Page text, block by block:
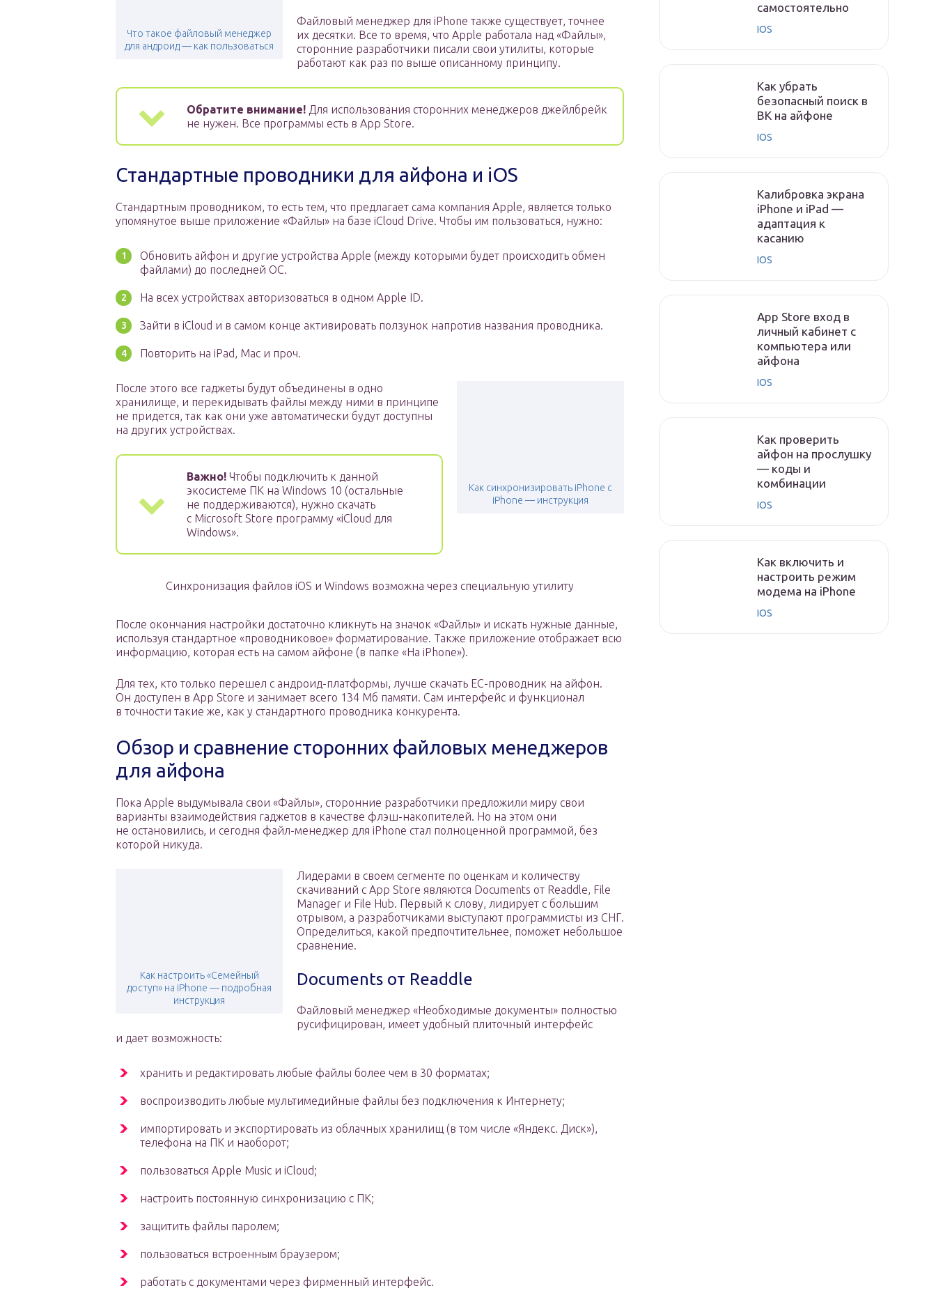
Что такое файловый менеджер
для андроид — как пользоваться
Файловый менеджер для iPhone также существует, точнее
их десятки. Все то время, что Apple работала над «Файлы»,
сторонние разработчики писали свои утилиты, которые
работают как раз по выше описанному принципу.
Обратите внимание! Для использования сторонних менеджеров джейлбрейк
не нужен. Все программы есть в App Store.
Стандартные проводники для айфона и iOS
Стандартным проводником, то есть тем, что предлагает сама компания Apple, является только
упомянутое выше приложение «Файлы» на базе iCloud Drive. Чтобы им пользоваться, нужно:
Обновить айфон и другие устройства Apple (между которыми будет происходить обмен
файлами) до последней ОС.
На всех устройствах авторизоваться в одном Apple ID.
Зайти в iCloud и в самом конце активировать ползунок напротив названия проводника.
Повторить на iPad, Mac и проч.
Как синхронизировать iPhone с
iPhone — инструкция
После этого все гаджеты будут объединены в одно
хранилище, и перекидывать файлы между ними в принципе
не придется, так как они уже автоматически будут доступны
на других устройствах.
Важно! Чтобы подключить к данной
экосистеме ПК на Windows 10 (остальные
не поддерживаются), нужно скачать
с Microsoft Store программу «iCloud для
Windows».
Синхронизация файлов iOS и Windows возможна через специальную утилиту
После окончания настройки достаточно кликнуть на значок «Файлы» и искать нужные данные,
используя стандартное «проводниковое» форматирование. Также приложение отображает всю
информацию, которая есть на самом айфоне (в папке «На iPhone»).
Для тех, кто только перешел с андроид-платформы, лучше скачать ЕС-проводник на айфон.
Он доступен в App Store и занимает всего 134 Мб памяти. Сам интерфейс и функционал
в точности такие же, как у стандартного проводника конкурента.
Обзор и сравнение сторонних файловых менеджеров
для айфона
Пока Apple выдумывала свои «Файлы», сторонние разработчики предложили миру свои
варианты взаимодействия гаджетов в качестве флэш-накопителей. Но на этом они
не остановились, и сегодня файл-менеджер для iPhone стал полноценной программой, без
которой никуда.
Как настроить «Семейный
доступ» на iPhone — подробная
инструкция
Лидерами в своем сегменте по оценкам и количеству
скачиваний с App Store являются Documents от Readdle, File
Manager и File Hub. Первый к слову, лидирует с большим
отрывом, а разработчиками выступают программисты из СНГ.
Определиться, какой предпочтительнее, поможет небольшое
сравнение.
Documents от Readdle
Файловый менеджер «Необходимые документы» полностью
русифицирован, имеет удобный плиточный интерфейс
и дает возможность:
хранить и редактировать любые файлы более чем в 30 форматах;
воспроизводить любые мультимедийные файлы без подключения к Интернету;
импортировать и экспортировать из облачных хранилищ (в том числе «Яндекс. Диск»),
телефона на ПК и наоборот;
пользоваться Apple Music и iCloud;
настроить постоянную синхронизацию с ПК;
защитить файлы паролем;
пользоваться встроенным браузером;
работать с документами через фирменный интерфейс.
самостоятельно
IOS
Как убрать
безопасный поиск в
ВК на айфоне
IOS
Калибровка экрана
iPhone и iPad —
адаптация к
касанию
IOS
App Store вход в
личный кабинет с
компьютера или
айфона
IOS
Как проверить
айфон на прослушку
— коды и
комбинации
IOS
Как включить и
настроить режим
модема на iPhone
IOS